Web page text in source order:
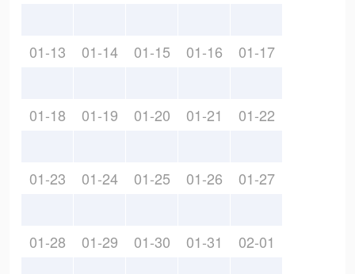
01-13 01-14 01-15 01-16 01-17
01-18 01-19 01-20 01-21 01-22
01-23 01-24 01-25 01-26 01-27
01-28 01-29 01-30 01-31 02-01